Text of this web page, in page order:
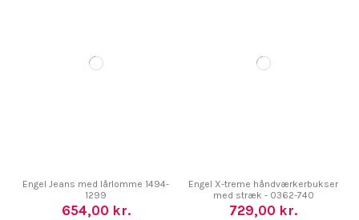
Engel Jeans med lårlomme 1494-
1299
654,00 kr.
Engel X-treme håndværkerbukser
med stræk - 0362-740
729,00 kr.